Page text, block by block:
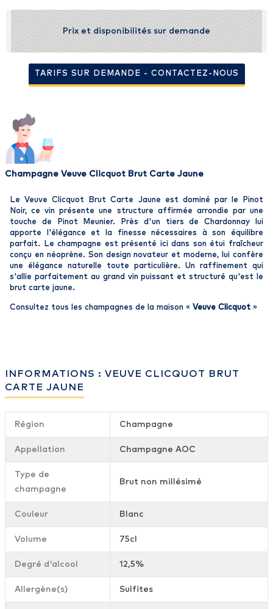
Prix et disponibilités sur demande
TARIFS SUR DEMANDE - CONTACTEZ-NOUS
Champagne Veuve Clicquot Brut Carte Jaune
Le Veuve Clicquot Brut Carte Jaune est dominé par le Pinot
Noir, ce vin présente une structure affirmée arrondie par une
touche de Pinot Meunier. Près d'un tiers de Chardonnay lui
apporte l'élégance et la finesse nécessaires à son équilibre
parfait. Le champagne est présenté ici dans son étui fraîcheur
conçu en néoprène. Son design novateur et moderne, lui confère
une élégance naturelle toute particulière. Un raffinement qui
s'allie parfaitement au grand vin puissant et structuré qu'est le
brut carte jaune.
Consultez tous les champagnes de la maison « Veuve Clicquot »
INFORMATIONS : VEUVE CLICQUOT BRUT
CARTE JAUNE
Région Champagne
Appellation Champagne AOC
Type de
champagne
Brut non millésimé
Couleur Blanc
Volume 75cl
Degré d'alcool 12,5%
Allergène(s) Sulfites